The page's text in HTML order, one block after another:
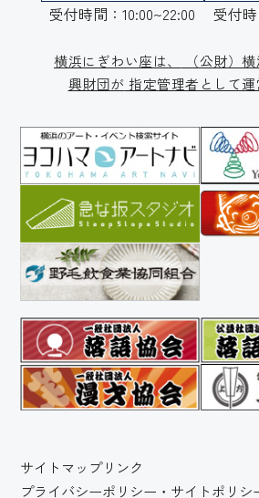
受付時間：10:00~22:00 受付
横浜にぎわい座は、
（公財）
興財団が 指定管理者として
サイトマップリンク
プライバシーポリシー・サイトポリシ